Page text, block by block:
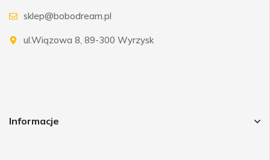
sklep@bobodream.pl
ul.Wiązowa 8, 89-300 Wyrzysk
Informacje